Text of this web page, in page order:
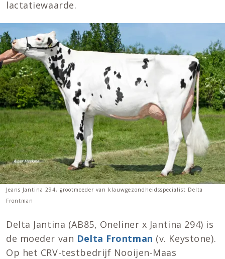
lactatiewaarde.
Jeans Jantina 294, grootmoeder van klauwgezondheidsspecialist Delta
Frontman
Delta Jantina (AB85, Oneliner x Jantina 294) is
de moeder van Delta Frontman (v. Keystone).
Op het CRV-testbedrijf Nooijen-Maas